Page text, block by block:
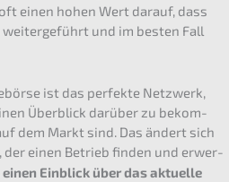
einen hohen Wert darauf, dass
weiter­ge­führt und im besten Fall
ist das perfek­te Netzwerk,
Überblick darüber zu bekom­
dem Markt sind. Das ändert sich
der einen Betrieb finden und erwer­
Einblick über das aktuel­le